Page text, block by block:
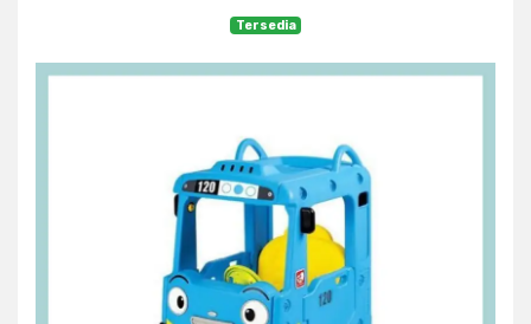
Tersedia